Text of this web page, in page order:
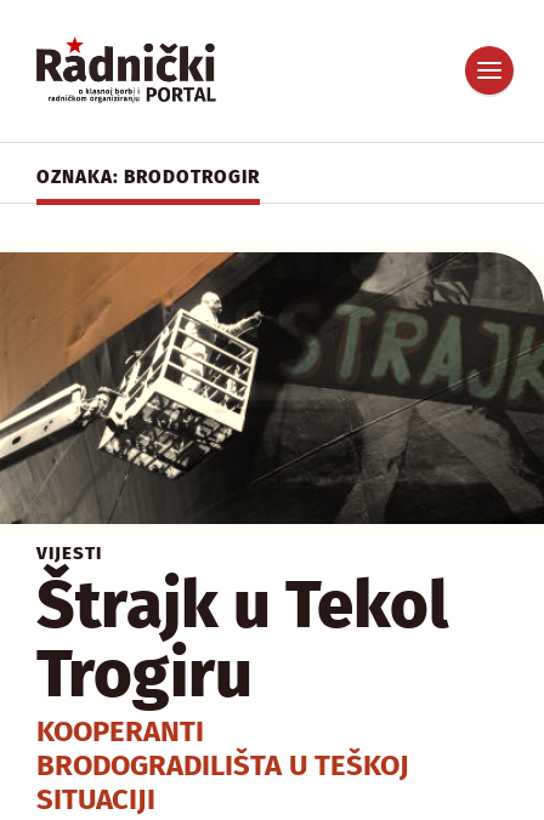
OZNAKA: BRODOTROGIR
VIJESTI
Štrajk u Tekol
Trogiru
KOOPERANTI
BRODOGRADILIŠTA U TEŠKOJ
SITUACIJI